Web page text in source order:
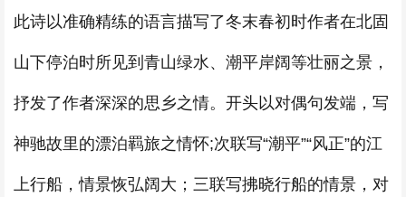
此诗以准确精练的语言描写了冬末春初时作者在北固
山下停泊时所见到青山绿水、潮平岸阔等壮丽之景，
抒发了作者深深的思乡之情。开头以对偶句发端，写
神驰故里的漂泊羁旅之情怀;次联写“潮平”“风正”的江
上行船，情景恢弘阔大；三联写拂晓行船的情景，对